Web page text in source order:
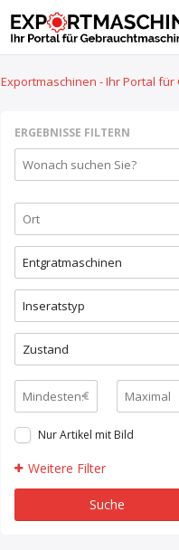
Exportmaschinen - Ihr Portal
ERGEBNISSE FILTERN
Entgratmaschinen
Inseratstyp
Zustand
€
Nur Artikel mit Bild
Weitere Filter
Suche